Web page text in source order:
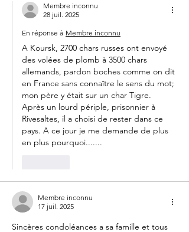
Membre inconnu
28 juil. 2025
En réponse à Membre inconnu
A Koursk, 2700 chars russes ont envoyé
des volées de plomb à 3500 chars
allemands, pardon boches comme on dit
en France sans connaître le sens du mot;
mon père y était sur un char Tigre.
Après un lourd périple, prisonnier à
Rivesaltes, il a choisi de rester dans ce
pays. A ce jour je me demande de plus
en plus pourquoi.......
Membre inconnu
17 juil. 2025
Sincères condoléances a sa famille et tous